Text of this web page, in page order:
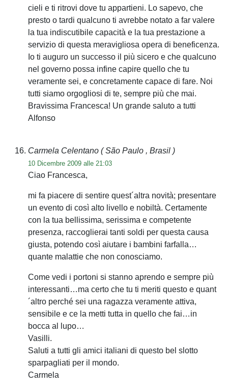
cieli e ti ritrovi dove tu appartieni. Lo sapevo, che
presto o tardi qualcuno ti avrebbe notato a far valere
la tua indiscutibile capacità e la tua prestazione a
servizio di questa meravigliosa opera di beneficenza.
Io ti auguro un successo il più sicero e che qualcuno
nel governo possa infine capire quello che tu
veramente sei, e concretamente capace di fare. Noi
tutti siamo orgogliosi di te, sempre più che mai.
Bravissima Francesca! Un grande saluto a tutti
Alfonso
Carmela Celentano ( São Paulo , Brasil )
10 Dicembre 2009 alle 21:03
Ciao Francesca,
mi fa piacere di sentire quest´altra novità; presentare
un evento di così alto livello e nobiltà. Certamente
con la tua bellissima, serissima e competente
presenza, raccoglierai tanti soldi per questa causa
giusta, potendo così aiutare i bambini farfalla…
quante malattie che non conosciamo.
Come vedi i portoni si stanno aprendo e sempre più
interessanti…ma certo che tu ti meriti questo e quant
´altro perché sei una ragazza veramente attiva,
sensibile e ce la metti tutta in quello che fai…in
bocca al lupo…
Vasilli.
Saluti a tutti gli amici italiani di questo bel slotto
sparpagliati per il mondo.
Carmela